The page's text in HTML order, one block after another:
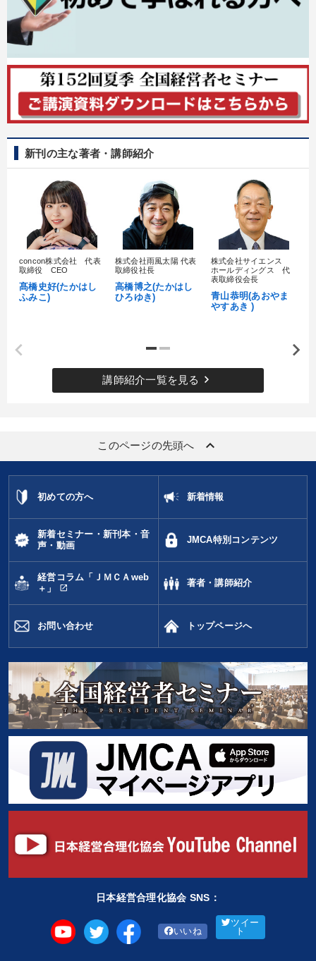
目的別
財務・数字力の向上 経営体系を学びたい
業績を伸ばしたい 財務・数字力の向上
キーワード
IT・デジタル活用 ビジネスモデル
デジタルマーケティング 上場企業
※「更新」を押すと「カテゴリー」「目的別」「キーワード」を更新いただけます。
local_offer タグから探す refresh 更新する
株式投資 後継者 海外の成功事例 AI 不動産投資
政治家 ランチェスター戦略 上場企業
労務問題・人事対策 インバウンド 一流人
リーダーシップ 投資
歴史に学ぶ 運勢・先見
※「更新」を押すと「タグ・キーワード」を更新いただけます。
新刊の主な著者・講師紹介
concon株式会社 代表
取締役 CEO
髙橋史好(たかはし
ふみこ)
株式会社雨風太陽 代表
取締役社長
高橋博之(たかはし
ひろゆき)
株式会社サイエンス
ホールディングス 代
表取締役会長
青山恭明(あおやま
やすあき )
講師紹介一覧を見る keyboard_arrow_right
このページの先頭へ keyboard_arrow_up
初めての方へ 新着情報
新着セミナー・新刊本・音
声・動画
JMCA特別コンテンツ
経営コラム「ＪＭＣＡweb
＋」
open_in_new
著者・講師紹介
お問い合わせ トップページへ
日本経営合理化協会 SNS：
いいね
ツイー
ト